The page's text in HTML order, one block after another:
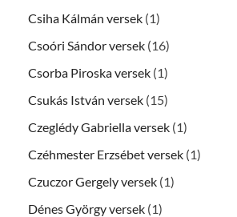
Csiha Kálmán versek (1)
Csoóri Sándor versek (16)
Csorba Piroska versek (1)
Csukás István versek (15)
Czeglédy Gabriella versek (1)
Czéhmester Erzsébet versek (1)
Czuczor Gergely versek (1)
Dénes György versek (1)